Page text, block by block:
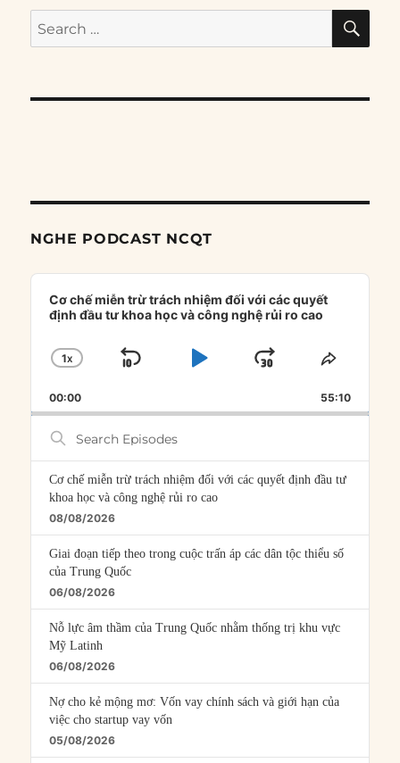
Search
for:
NGHE PODCAST NCQT
Audio
Player
Cơ chế miễn trừ trách nhiệm đối với các quyết
định đầu tư khoa học và công nghệ rủi ro cao
CHANGE
RATE
1X
SKIP
PLAYJUMP
FORWARD
SHARE
00:00 55:10
Search
Episodes
Cơ chế miễn trừ trách nhiệm đối với các quyết định đầu tư
khoa học và công nghệ rủi ro cao
08/08/2026
Giai đoạn tiếp theo trong cuộc trấn áp các dân tộc thiểu số
của Trung Quốc
06/08/2026
Nỗ lực âm thầm của Trung Quốc nhằm thống trị khu vực
Mỹ Latinh
06/08/2026
Nợ cho kẻ mộng mơ: Vốn vay chính sách và giới hạn của
việc cho startup vay vốn
05/08/2026